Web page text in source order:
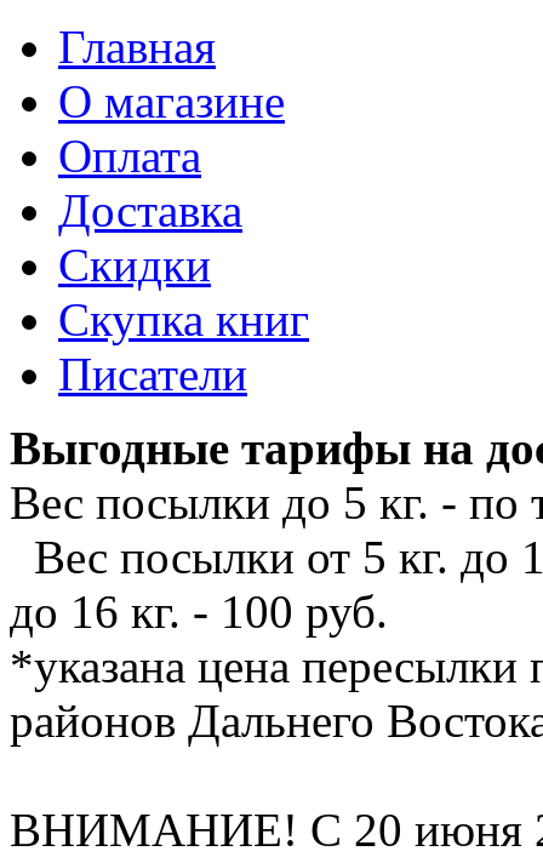
Главная
О магазине
Оплата
Доставка
Скидки
Скупка книг
Писатели
Выгодные тарифы на
Вес посылки до 5 кг. -
Вес посылки от 5 кг. до
до 16 кг. - 100 руб.
*указана цена
районов Дальнего
ВНИМАНИЕ! С 20 июня